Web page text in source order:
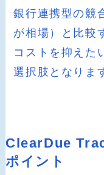
銀行連携型の競
が相場）と比較
コストを抑えた
選択肢となりま
ClearDue
ポイント